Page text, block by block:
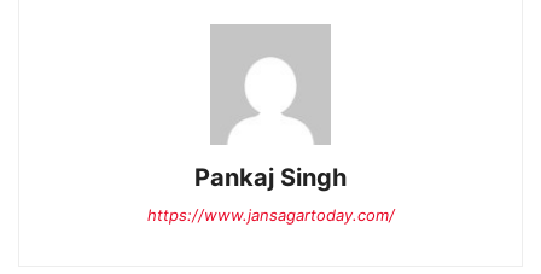
Pankaj Singh
https://www.jansagartoday.com/